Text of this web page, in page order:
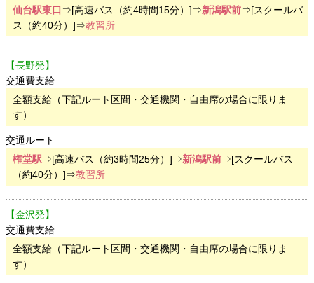
仙台駅東口 ⇒[高速バス（約4時間15分）]⇒新潟駅前⇒[スクールバ
ス（約40分）]⇒教習所
【長野発】
交通費支給
全額支給（下記ルート区間・交通機関・自由席の場合に限りま
す）
交通ルート
権堂駅⇒[高速バス（約3時間25分）]⇒新潟駅前⇒[スクールバス
（約40分）]⇒教習所
【金沢発】
交通費支給
全額支給（下記ルート区間・交通機関・自由席の場合に限りま
す）